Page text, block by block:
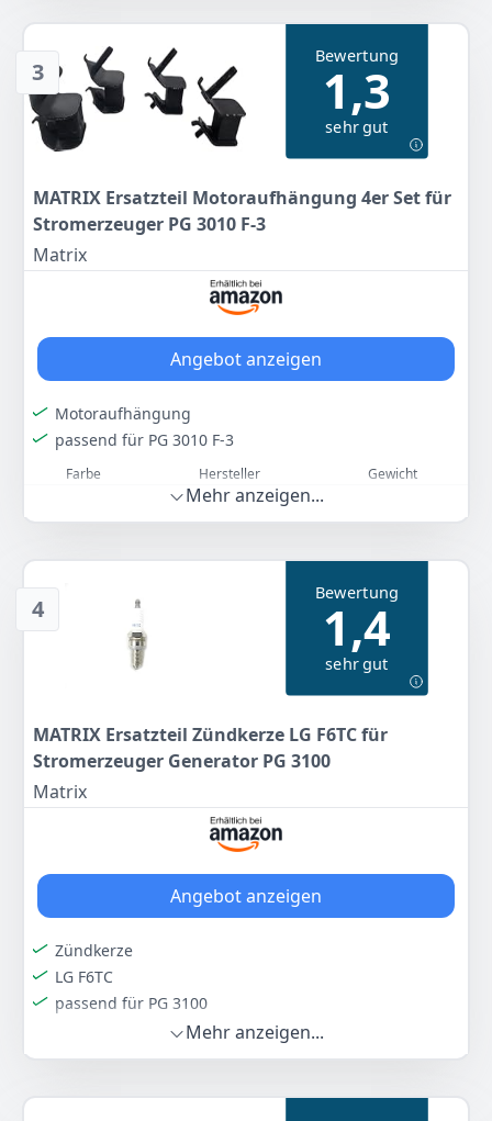
Zum Angebot
3
Bewertung
1,3
sehr gut
MATRIX Ersatzteil Motoraufhängung 4er Set für
Stromerzeuger PG 3010 F-3
Matrix
Angebot anzeigen
Motoraufhängung
passend für PG 3010 F-3
Farbe Hersteller Gewicht
HBH
Mehr anzeigen...
4
Bewertung
1,4
sehr gut
MATRIX Ersatzteil Zündkerze LG F6TC für
Stromerzeuger Generator PG 3100
Matrix
Angebot anzeigen
Zündkerze
LG F6TC
passend für PG 3100
Hersteller
- HBH -
Mehr anzeigen...